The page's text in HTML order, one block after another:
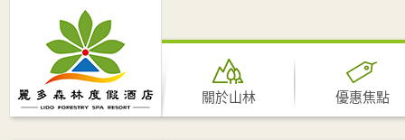
關於山林 優惠焦點